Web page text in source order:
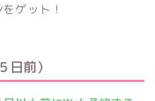
ゲット！
日前）